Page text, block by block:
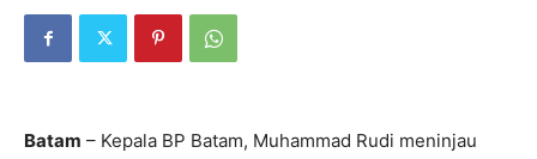
Batam – Kepala BP Batam, Muhammad Rudi meninjau